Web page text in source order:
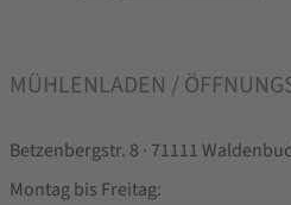
MÜHLENLADEN /
Betzenbergstr. 8 · 71111
Montag bis Freitag: